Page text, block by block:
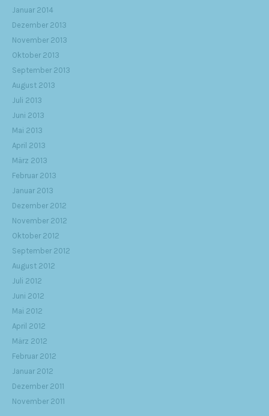
Januar 2014
Dezember 2013
November 2013
Oktober 2013
September 2013
August 2013
Juli 2013
Juni 2013
Mai 2013
April 2013
März 2013
Februar 2013
Januar 2013
Dezember 2012
November 2012
Oktober 2012
September 2012
August 2012
Juli 2012
Juni 2012
Mai 2012
April 2012
März 2012
Februar 2012
Januar 2012
Dezember 2011
November 2011